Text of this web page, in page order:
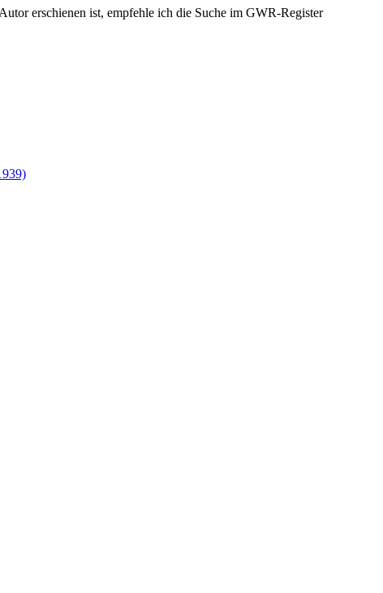
erschienen ist, empfehle ich die Suche im GWR-Register